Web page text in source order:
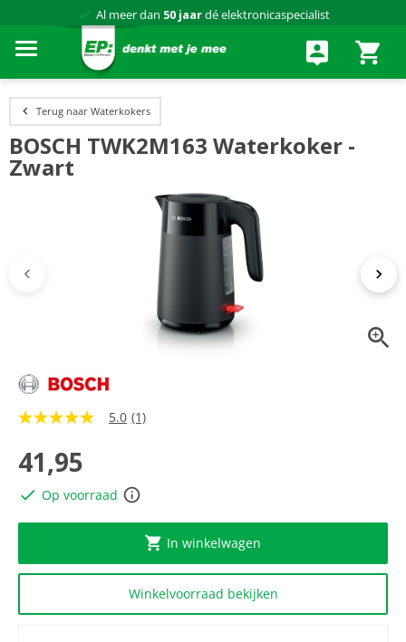
Al meer dan 50 jaardé elektronicaspecialist
Terug naar Waterkokers
BOSCH TWK2M163 Waterkoker -
Zwart
5.0
5
sterren,
gemiddelde
scorewaarde.
a
paginalink.
5.0 (1)
41,95
Op voorraad
In winkelwagen
Winkelvoorraad bekijken